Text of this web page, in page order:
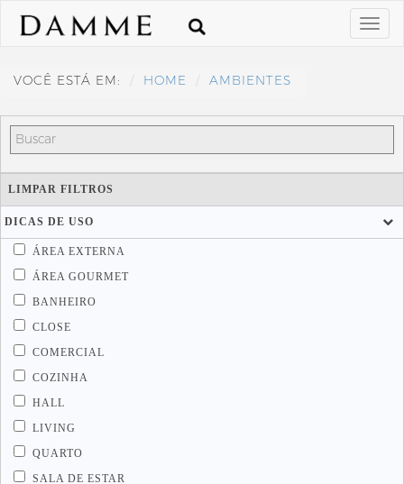
VOCÊ ESTÁ EM: HOME AMBIENTES
LIMPAR FILTROS
DICAS DE USO
ÁREA EXTERNA
ÁREA GOURMET
BANHEIRO
CLOSE
COMERCIAL
COZINHA
HALL
LIVING
QUARTO
SALA DE ESTAR